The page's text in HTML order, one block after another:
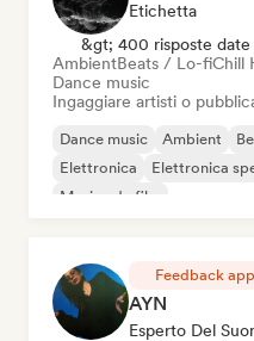
Etichetta
&gt; 400 risposte date
AmbientBeats / Lo-fiChill
Dance music
Ingaggiare artisti o
Dance music Ambient
Elettronica
Elettronica
Musica da film
Feedback
AYN
Esperto Del